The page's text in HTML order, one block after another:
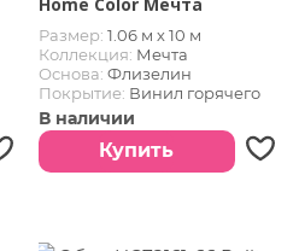
Размер: 1.06 м х 10 м
Коллекция: Мечта
Основа: Флизелин
Покрытие: Винил горячего
тиснения
Страна:РОССИЯ
В наличии
Купить